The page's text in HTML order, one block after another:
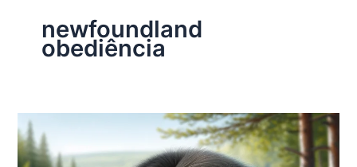
newfoundland
obediência